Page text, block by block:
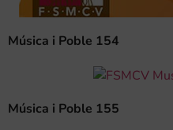
Música i Poble 154
Música i Poble 155